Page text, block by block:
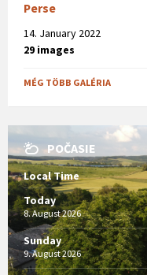
Perse
14. January 2022
29 images
MÉG TÖBB GALÉRIA
POČASIE
Local Time
Today
8. August 2026
Sunday
9. August 2026